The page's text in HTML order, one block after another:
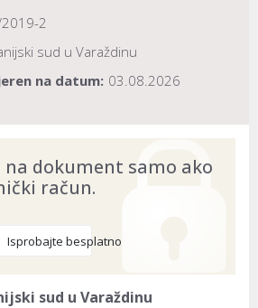
2
sud u Varaždinu
na datum: 03.08.2026
dokument samo ako
račun.
Isprobajte besplatno
sud u Varaždinu